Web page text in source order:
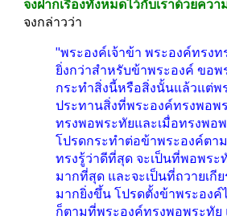
จงฝากเรื่องทั้งหมดไว้กับเราด้วยคว
จงกล่าวว่า
"พระองค์เจ้าข้า พระองค์ทรงท
ยิ่งกว่าสำหรับข้าพระองค์ ขอพ
กระทำสิ่งนี้หรือสิ่งนั้นแล้วแต่พ
ประทานสิ่งที่พระองค์ทรงพอพ
ทรงพอพระทัยและเมื่อทรงพอ
โปรดกระทำต่อข้าพระองค์ตา
ทรงรู้ว่าดีที่สุด จะเป็นที่พอพระ
มากที่สุด และจะเป็นที่ถวายเกี
มากยิ่งขึ้น โปรดตั้งข้าพระองค์
ก็ตามที่พระองค์ทรงพอพระทัย